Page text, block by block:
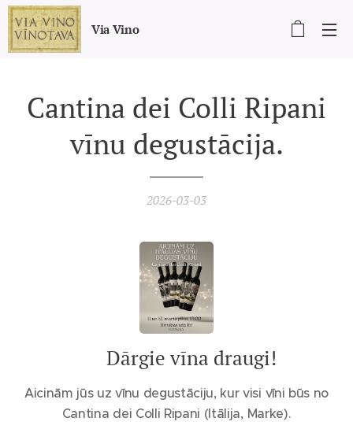
Via Vino
Cantina dei Colli Ripani
vīnu degustācija.
2026-03-03
🍷 Dārgie vīna draugi!
Aicinām jūs uz vīnu degustāciju, kur visi vīni būs no
Cantina dei Colli Ripani (Itālija, Marke).